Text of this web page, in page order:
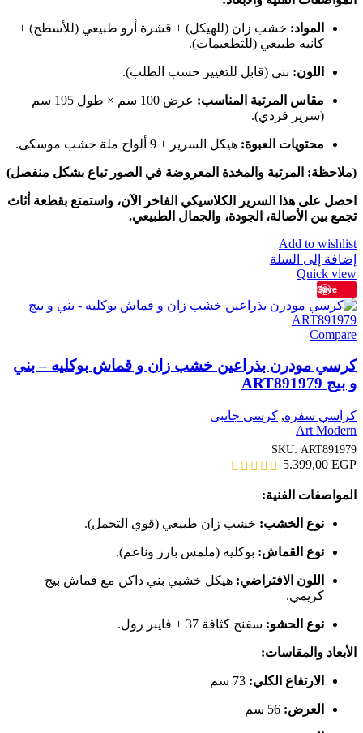
المواد: خشب زان (للهيكل) + قشرة أرو طبيعي (للأسطح) +
كانيه طبيعي (للتطعيمات).
اللون: بني (قابل للتغيير حسب الطلب).
مقاس المرتبة المناسب:
عرض 100 سم × طول 195 سم
(سرير فردي).
محتويات العبوة: هيكل السرير + 9 ألواح ملة خشب موسكى.
(ملاحظة: المرتبة والمخدة المعروضة في الصور تباع بشكل منفصل)
احصل على هذا السرير الكلاسيكي الفاخر الآن، واستمتع بقطعة أثاث
تجمع بين الأصالة، الجودة، والجمال الطبيعي.
Add to wishlist
إضافة إلى السلة
Quick view
Save
Compare
كرسي مودرن بذراعين خشب زان و قماش بوكليه – بني
و بيج ART891979
كراسي سفرة, كرسى جانبى
Art Modern
SKU: ART891979
5.399,00 EGP
المواصفات الفنية:
نوع الخشب: خشب زان طبيعي (قوي التحمل).
نوع القماش: بوكليه (ملمس بارز وناعم).
اللون الافتراضي: هيكل خشبي بني داكن مع قماش بيج
كريمي.
نوع الحشو: سفنج كثافة 37 + فايبر رول.
الأبعاد والمقاسات:
الارتفاع الكلي:
العرض: